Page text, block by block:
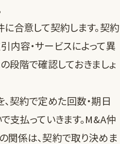
合意して契約します。契約
内容・サービスによって異
段階で確認しておきましょ
契約で定めた回数・期日
支払っていきます。M&A仲
関係は、契約で取り決めま